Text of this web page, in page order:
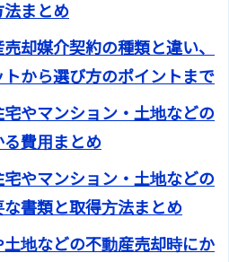
法まとめ
却媒介契約の種類と違い、
から選び方のポイントまで
宅やマンション・土地などの
費用まとめ
宅やマンション・土地などの
書類と取得方法まとめ
土地などの不動産売却時にか